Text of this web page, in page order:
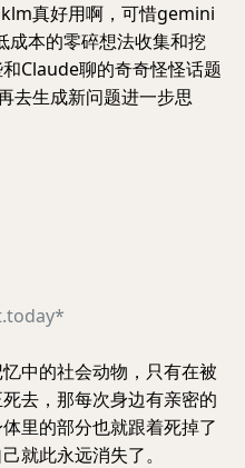
真好用啊，可惜gemini
成本的零碎想法收集和挖
Claude聊的奇奇怪怪话题
去生成新问题进一步思
中的社会动物，只有在被
去，那每次身边有亲密的
里的部分也就跟着死掉了
就此永远消失了。